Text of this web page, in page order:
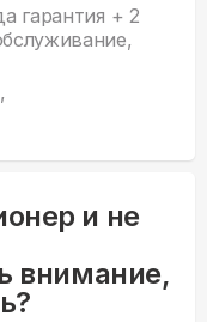
гарантия + 2
и не
внимание,